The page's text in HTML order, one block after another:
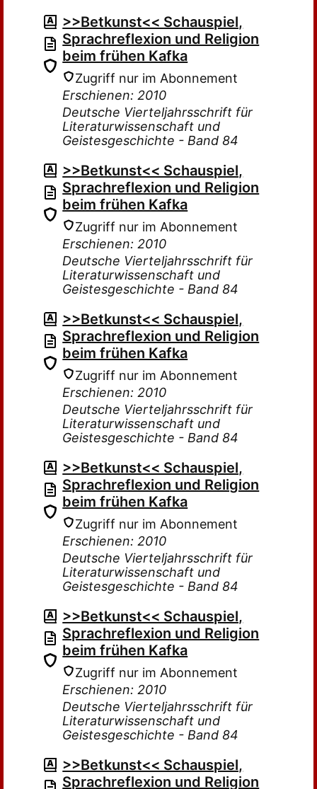
>>Betkunst<< Schauspiel,
Sprachreflexion und Religion
beim frühen Kafka
Zugriff nur im Abonnement
Erschienen: 2010
Deutsche Vierteljahrsschrift für
Literaturwissenschaft und
Geistesgeschichte - Band 84
>>Betkunst<< Schauspiel,
Sprachreflexion und Religion
beim frühen Kafka
Zugriff nur im Abonnement
Erschienen: 2010
Deutsche Vierteljahrsschrift für
Literaturwissenschaft und
Geistesgeschichte - Band 84
>>Betkunst<< Schauspiel,
Sprachreflexion und Religion
beim frühen Kafka
Zugriff nur im Abonnement
Erschienen: 2010
Deutsche Vierteljahrsschrift für
Literaturwissenschaft und
Geistesgeschichte - Band 84
>>Betkunst<< Schauspiel,
Sprachreflexion und Religion
beim frühen Kafka
Zugriff nur im Abonnement
Erschienen: 2010
Deutsche Vierteljahrsschrift für
Literaturwissenschaft und
Geistesgeschichte - Band 84
>>Betkunst<< Schauspiel,
Sprachreflexion und Religion
beim frühen Kafka
Zugriff nur im Abonnement
Erschienen: 2010
Deutsche Vierteljahrsschrift für
Literaturwissenschaft und
Geistesgeschichte - Band 84
>>Betkunst<< Schauspiel,
Sprachreflexion und Religion